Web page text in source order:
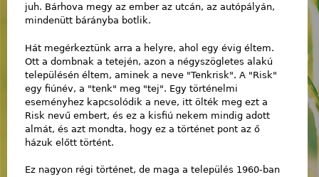
juh. Bárhova megy az ember az utcán, az autópályán,
mindenütt bárányba botlik.
Hát megérkeztünk arra a helyre, ahol egy évig éltem.
Ott a dombnak a tetején, azon a négyszögletes alakú
településén éltem, aminek a neve "Tenkrisk". A "Risk"
egy fiúnév, a "tenk" meg "tej". Egy történelmi
eseményhez kapcsolódik a neve, itt ölték meg ezt a
Risk nevű embert, és ez a kisfiú nekem mindig adott
almát, és azt mondta, hogy ez a történet pont az ő
házuk előtt történt.
Ez nagyon régi történet, de maga a település 1960-ban